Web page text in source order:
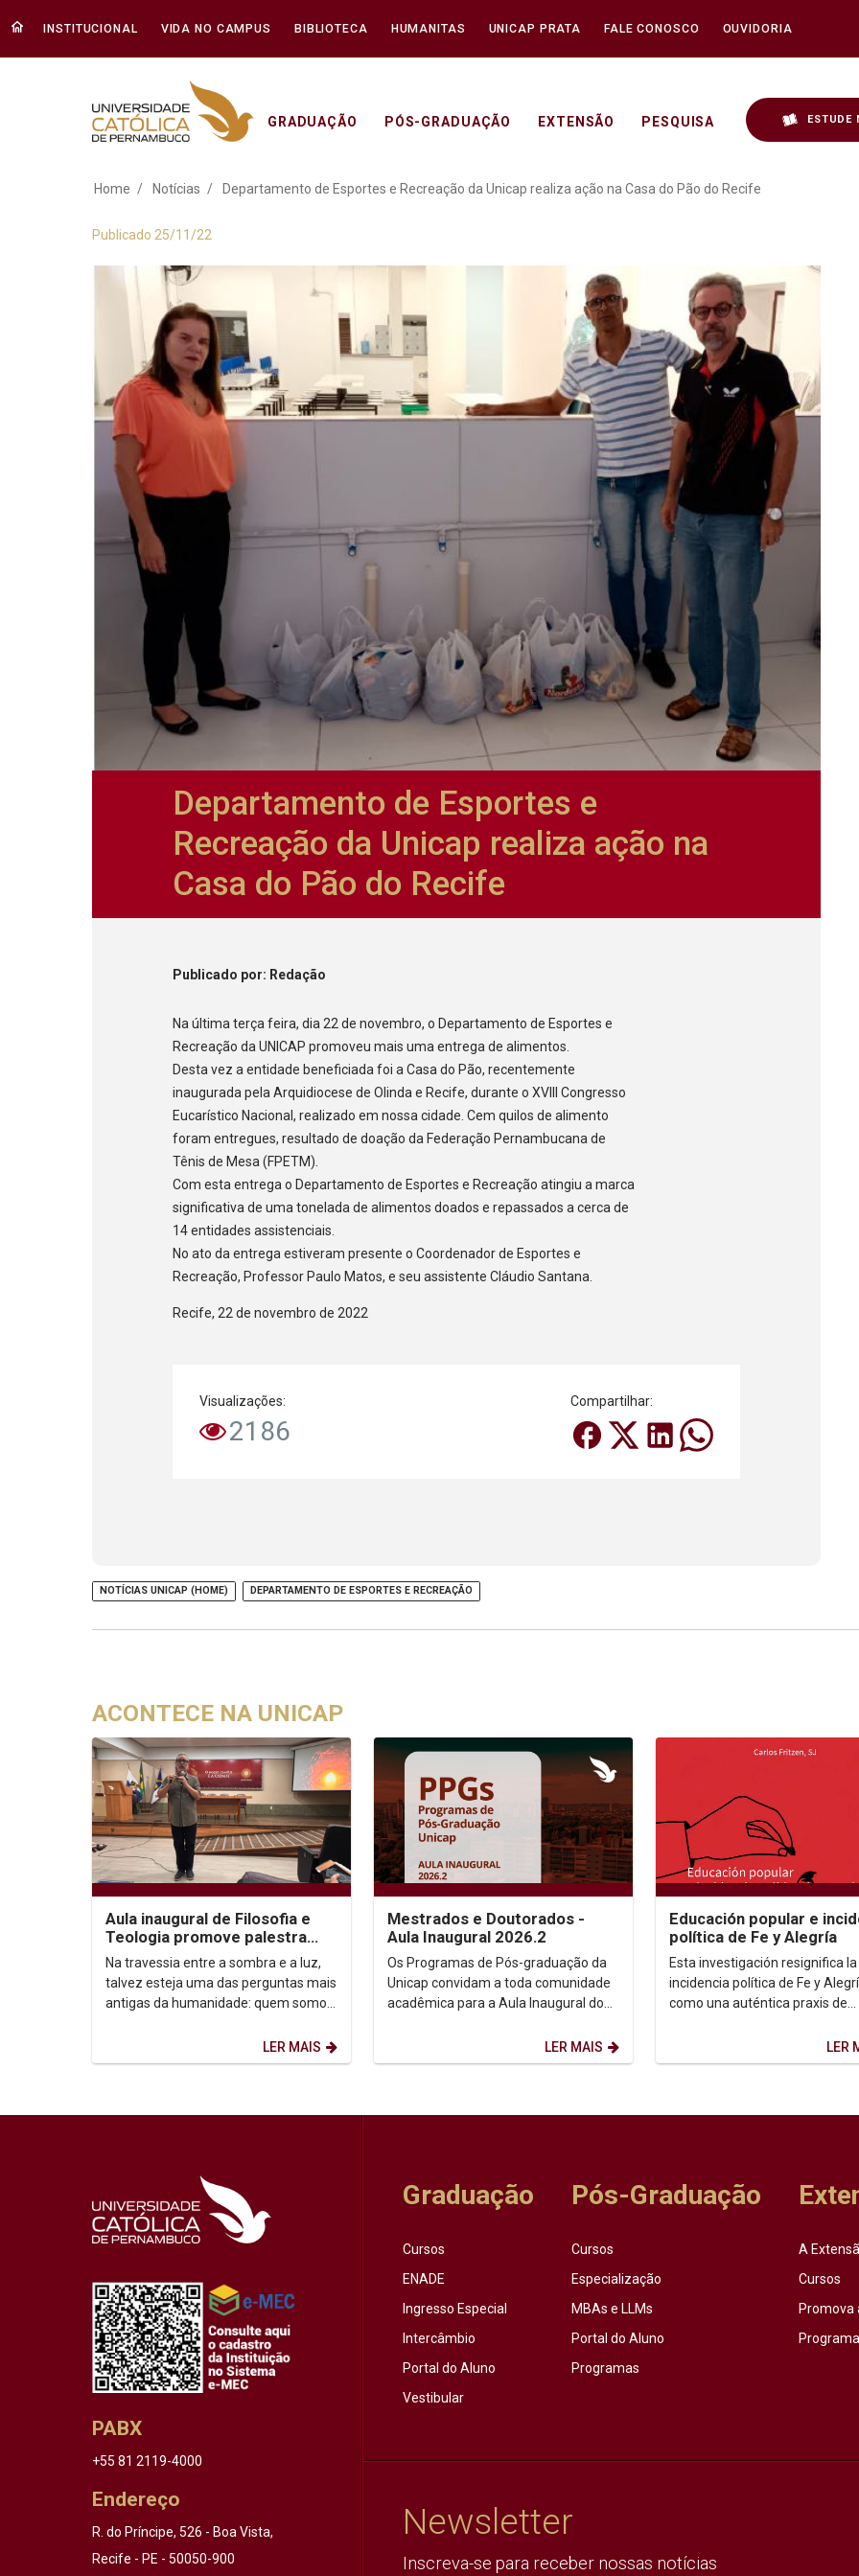
INSTITUCIONAL VIDA NO CAMPUS BIBLIOTECA HUMANITAS UNICAP PRATA FALE CONOSCO OUVIDORIA
GRADUAÇÃO PÓS-GRADUAÇÃO EXTENSÃO PESQUISA ESTUDE
Departamento de Esportes e Recreação da
Home Notícias Departamento de Esportes e Recreação da Unicap realiza ação na Casa do Pão do Recife
Publicado 25/11/22
Departamento de Esportes e
Recreação da Unicap realiza ação na
Casa do Pão do Recife
Publicado por: Redação
Na última terça feira, dia 22 de novembro, o Departamento de Esportes e
Recreação da UNICAP promoveu mais uma entrega de alimentos.
Desta vez a entidade beneficiada foi a Casa do Pão, recentemente
inaugurada pela Arquidiocese de Olinda e Recife, durante o XVIII Congresso
Eucarístico Nacional, realizado em nossa cidade. Cem quilos de alimento
foram entregues, resultado de doação da Federação Pernambucana de
Tênis de Mesa (FPETM).
Com esta entrega o Departamento de Esportes e Recreação atingiu a marca
significativa de uma tonelada de alimentos doados e repassados a cerca de
14 entidades assistenciais.
No ato da entrega estiveram presente o Coordenador de Esportes e
Recreação, Professor Paulo Matos, e seu assistente Cláudio Santana.
Recife, 22 de novembro de 2022
Visualizações:
2186
Compartilhar:
NOTÍCIAS UNICAP (HOME) DEPARTAMENTO DE ESPORTES E RECREAÇÃO
ACONTECE NA UNICAP
Aula inaugural de Filosofia e
Teologia promove palestra
sobre autoconhecimento
Na travessia entre a sombra e a luz,
talvez esteja uma das perguntas mais
antigas da humanidade: quem somos,
LER MAIS
Mestrados e Doutorados -
Aula Inaugural 2026.2
Os Programas de Pós-graduação da
Unicap convidam a toda comunidade
acadêmica para a Aula Inaugural do
LER MAIS
Educación popular e
política de Fe y Alegría
Esta investigación resignifica la
incidencia política de Fe y
como una auténtica praxis de
LER
PABX
+55 81 2119-4000
Endereço
R. do Príncipe, 526 - Boa Vista,
Recife - PE - 50050-900
Graduação
Cursos
ENADE
Ingresso Especial
Intercâmbio
Portal do Aluno
Vestibular
Pós-Graduação
Cursos
Especialização
MBAs e LLMs
Portal do Aluno
Programas
A
Cursos
Promova
Newsletter
Inscreva-se para receber nossas notícias